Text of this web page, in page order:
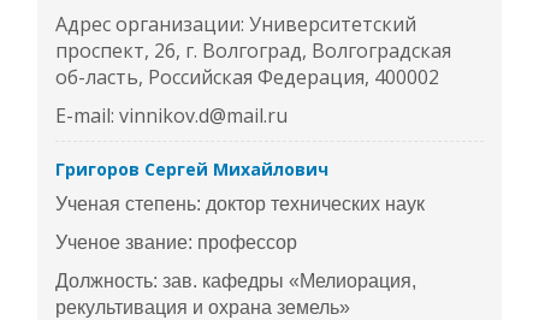
Адрес организации: Университетский
проспект, 26, г. Волгоград, Волгоградская
об-ласть, Российская Федерация, 400002
E-mail: vinnikov.d@mail.ru
Григоров Сергей Михайлович
Ученая степень: доктор технических наук
Ученое звание: профессор
Должность: зав. кафедры «Мелиорация,
рекультивация и охрана земель»